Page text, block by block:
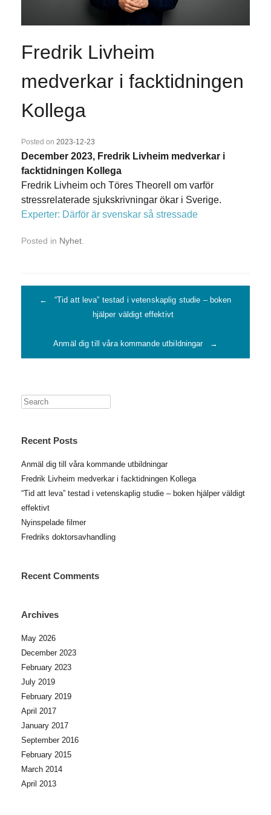
Fredrik Livheim
medverkar i facktidningen
Kollega
Posted on 2023-12-23
December 2023, Fredrik Livheim medverkar i
facktidningen Kollega
Fredrik Livheim och Töres Theorell om varför
stressrelaterade sjukskrivningar ökar i Sverige.
Experter: Därför är svenskar så stressade
Posted in Nyhet.
←
“Tid att leva” testad i vetenskaplig studie – boken
hjälper väldigt effektivt
Anmäl dig till våra kommande utbildningar →
Search
Recent Posts
Anmäl dig till våra kommande utbildningar
Fredrik Livheim medverkar i facktidningen Kollega
“Tid att leva” testad i vetenskaplig studie – boken hjälper väldigt
effektivt
Nyinspelade filmer
Fredriks doktorsavhandling
Recent Comments
Archives
May 2026
December 2023
February 2023
July 2019
February 2019
April 2017
January 2017
September 2016
February 2015
March 2014
April 2013